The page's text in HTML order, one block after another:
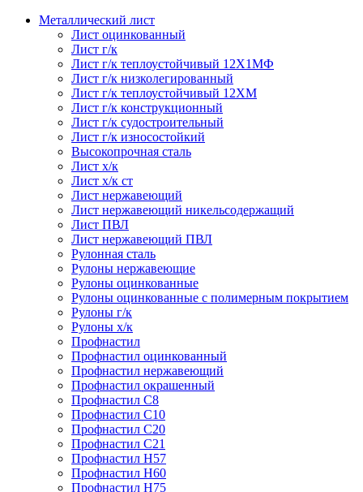
Металлический лист
Лист оцинкованный
Лист г/к
Лист г/к теплоустойчивый 12Х1МФ
Лист г/к низколегированный
Лист г/к теплоустойчивый 12ХМ
Лист г/к конструкционный
Лист г/к судостроительный
Лист г/к износостойкий
Высокопрочная сталь
Лист х/к
Лист х/к ст
Лист нержавеющий
Лист нержавеющий никельсодержащий
Лист ПВЛ
Лист нержавеющий ПВЛ
Рулонная сталь
Рулоны нержавеющие
Рулоны оцинкованные
Рулоны оцинкованные с полимерным покрытием
Рулоны г/к
Рулоны х/к
Профнастил
Профнастил оцинкованный
Профнастил нержавеющий
Профнастил окрашенный
Профнастил С8
Профнастил С10
Профнастил С20
Профнастил С21
Профнастил Н57
Профнастил Н60
Профнастил Н75